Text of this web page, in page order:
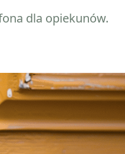
dla opiekunów.